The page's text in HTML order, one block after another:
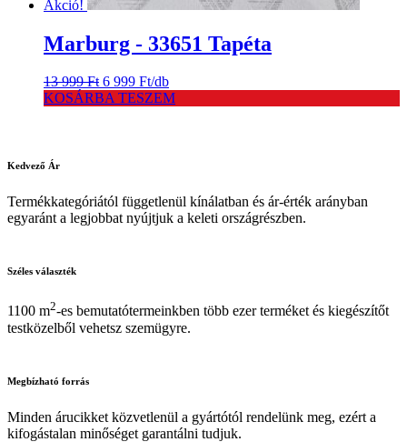
Akció!
Marburg - 33651 Tapéta
13 999Ft Original
price
6 999 FtCurrent
price
/db
KOSÁRBA TESZEM
Kedvező Ár
Termékkategóriától függetlenül kínálatban és ár-érték arányban
egyaránt a legjobbat nyújtjuk a keleti országrészben.
Széles választék
1100 m2-es bemutatótermeinkben több ezer terméket és kiegészítőt
testközelből vehetsz szemügyre.
Megbízható forrás
Minden árucikket közvetlenül a gyártótól rendelünk meg, ezért a
kifogástalan minőséget garantálni tudjuk.